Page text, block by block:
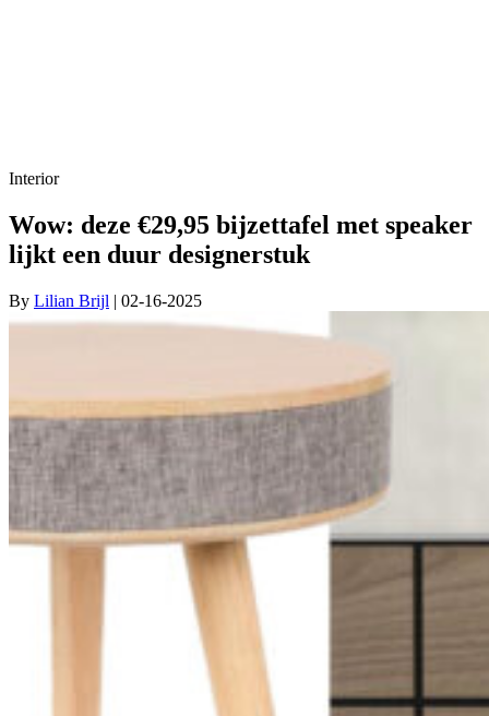
Interior
Wow: deze €29,95 bijzettafel met speaker
lijkt een duur designerstuk
By Lilian Brijl | 02-16-2025